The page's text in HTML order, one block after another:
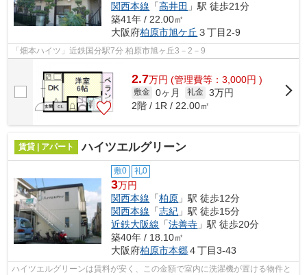
関西本線 「高井田 」駅 徒歩21分
築41年 / 22.00㎡
大阪府柏原市旭ケ丘 ３丁目2-9
「畑本ハイツ」近鉄国分駅7分 柏原市旭ヶ丘3－2－9
2.7万円 (管理費等：3,000円 )
敷金 0ヶ月 礼金 3万円
2階 / 1R / 22.00㎡
賃貸 | アパート ハイツエルグリーン
敷0 礼0
3万円
関西本線 「柏原 」駅 徒歩12分
関西本線 「志紀 」駅 徒歩15分
近鉄大阪線 「法善寺 」駅 徒歩20分
築40年 / 18.10㎡
大阪府柏原市本郷４丁目3-43
ハイツエルグリーンは賃料が安く、この金額で室内に洗濯機が置ける物件と